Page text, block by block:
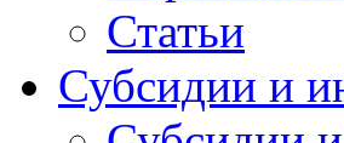
Статьи
Субсидии и